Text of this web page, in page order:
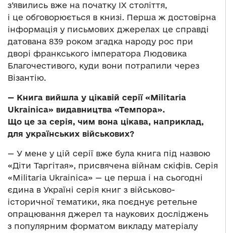
з’явились вже на початку ІХ століття,
і це обговорюється в книзі. Перша ж достовірна
інформація у письмових джерелах це справді
датована 839 роком згадка народу рос при
дворі франкського імператора Людовика
Благочестивого, куди вони потрапили через
Візантію.
— Книга вийшла у цікавій серії «Militaria
Ukrainica» видавництва «Темпора».
Що це за серія, чим вона цікава, наприклад,
для українських військових?
— У мене у цій серії вже була книга під назвою
«Діти Таргітая», присвячена війнам скіфів. Серія
«Militaria Ukrainica» — це перша і на сьогодні
єдина в Україні серія книг з військово-
історичної тематики, яка поєднує ретельне
опрацювання джерел та наукових досліджень
з популярним форматом викладу матеріалу